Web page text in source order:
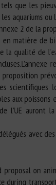
que les
aquariums
2 de la
en matière
qualité de
scientifiques
aux
l’UE auront
avec
on
during